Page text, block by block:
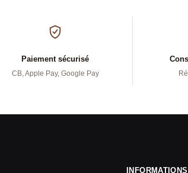
Paiement sécurisé
CB, Apple Pay, Google Pay